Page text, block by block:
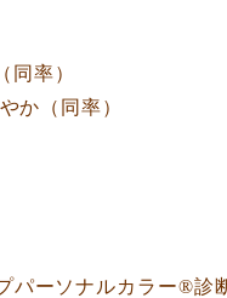
同率）
か（同率）
パーソナルカラー®︎診